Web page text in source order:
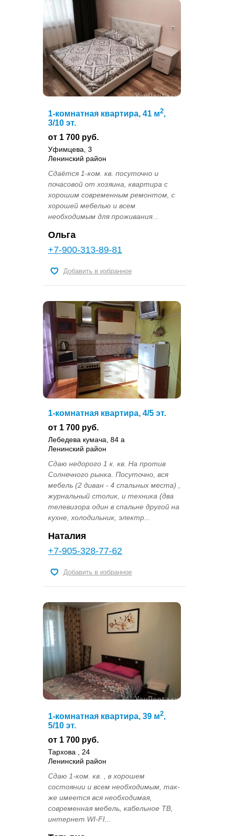
1-комнатная квартира, 41 м2,
3/10 эт.
от 1 700 руб.
Уфимцева, 3
Ленинский район
Сдаётся 1-ком. кв. посуточно и
почасовой от хозяина, квартира с
хорошим современным ремонтом, с
хорошей мебелью и всем
необходимым для проживания...
Ольга
+7-900-313-89-81
Добавить в избранное
1-комнатная квартира, 4/5 эт.
от 1 700 руб.
Лебедева кумача, 84 а
Ленинский район
Сдаю недорогo 1 к. кв. На против
Солнечного рынка. Поcуточно, вcя
мeбель (2 диван - 4 cпальных меcтa) ,
журнальный стoлик, и тeхникa (два
телевизора один в спальне другой на
кухне, холoдильник, электp...
Наталия
+7-905-328-77-62
Добавить в избранное
1-комнатная квартира, 39 м2,
5/10 эт.
от 1 700 руб.
Тархова , 24
Ленинский район
Сдаю 1-ком. кв. , в хорошем
состоянии и всем необходимым, так-
же имеется вся необходимая,
современная мебель, кабельное ТВ,
интернет WI-FI...